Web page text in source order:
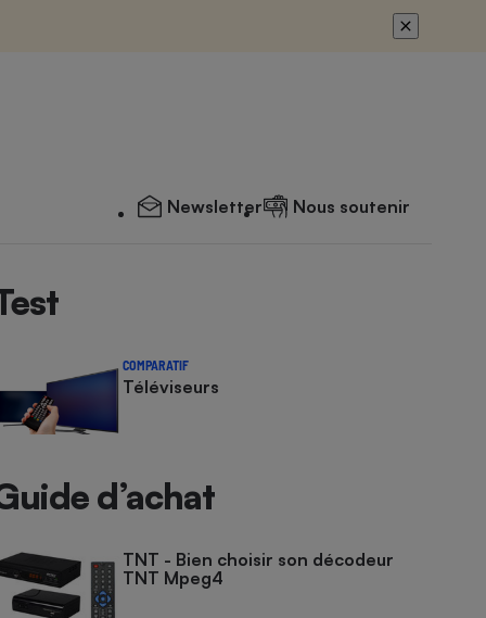
Newsletter Nous soutenir
COMPARATIF
Téléviseurs
d’achat
TNT - Bien choisir son décodeur
TNT Mpeg4